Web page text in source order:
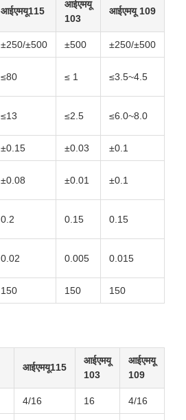
आईएमयू115
आईएमयू
103
आईएमयू 109
±250/±500 ±500 ±250/±500
≤80 ≤ 1 ≤3.5~4.5
≤13 ≤2.5 ≤6.0~8.0
±0.15 ±0.03 ±0.1
±0.08 ±0.01 ±0.1
0.2 0.15 0.15
0.02 0.005 0.015
150 150 150
आईएमयू115
आईएमयू
103
आईएमयू
109
4/16 16 4/16